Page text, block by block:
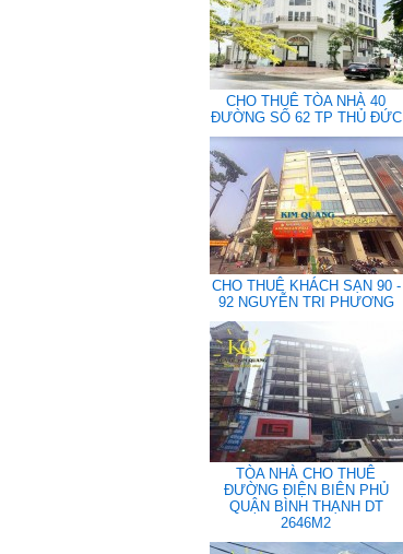
CHO THUÊ TÒA NHÀ 40
ĐƯỜNG SỐ 62 TP THỦ ĐỨC
CHO THUÊ KHÁCH SẠN 90 -
92 NGUYỄN TRI PHƯƠNG
TÒA NHÀ CHO THUÊ
ĐƯỜNG ĐIỆN BIÊN PHỦ
QUẬN BÌNH THẠNH DT
2646M2